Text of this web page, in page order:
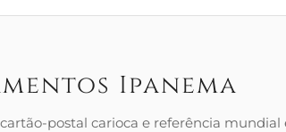
Ipanema
postal carioca e referência